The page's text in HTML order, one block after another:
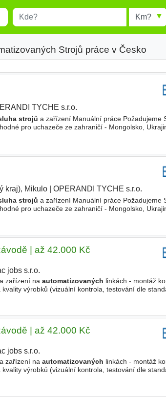
Místo Radius
Strojů práce v Česko
TYCHE s.r.o.
strojů a zařízení Manuální práce Požadujeme
pro uchazeče ze zahraničí - Mongolsko,
kraj), Mikulo OPERANDI TYCHE s.r.o.
strojů a zařízení Manuální práce Požadujeme
pro uchazeče ze zahraničí - Mongolsko,
| až 42.000 Kč
jobs s.r.o.
a zařízení na automatizovaných linkách - montáž
výrobků (vizuální kontrola, testování dle
| až 42.000 Kč
jobs s.r.o.
a zařízení na automatizovaných linkách - montáž
výrobků (vizuální kontrola, testování dle